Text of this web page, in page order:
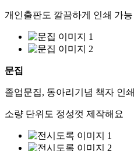
개인출판도 깔끔하게 인쇄 가능
문집
졸업문집, 동아리기념 책자 인쇄
소량 단위도 정성껏 제작해요